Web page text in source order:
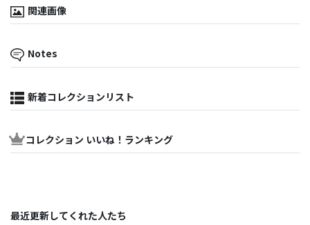
関連画像
Notes
新着コレクションリスト
コレクション いいね！ランキング
最近更新してくれた人たち